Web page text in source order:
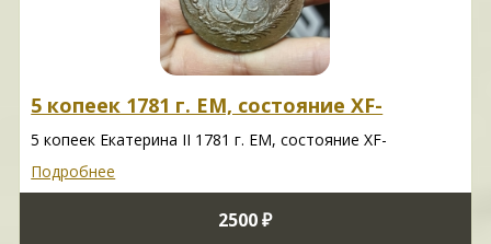
5 копеек 1781 г. ЕМ, состояние XF-
5 копеек Екатерина II 1781 г. ЕМ, состояние XF-
Подробнее
2500 ₽